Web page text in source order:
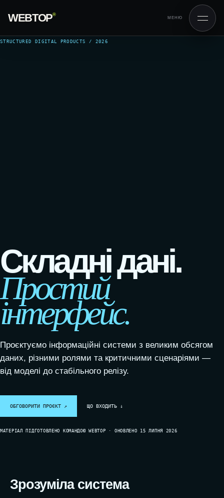
WEBTOP®
МЕНЮ
STRUCTURED DIGITAL PRODUCTS / 2026
Складні дані.
Простий
інтерфейс.
Проєктуємо інформаційні системи з великим обсягом
даних, різними ролями та критичними сценаріями —
від моделі до стабільного релізу.
ОБГОВОРИТИ ПРОЄКТ ↗ ЩО ВХОДИТЬ ↓
МАТЕРІАЛ ПІДГОТОВЛЕНО КОМАНДОЮ WEBTOP · ОНОВЛЕНО 15 ЛИПНЯ 2026
Зрозуміла система